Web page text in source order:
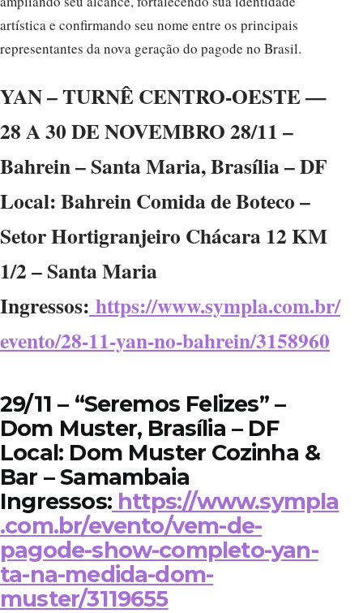
artística e confirmando seu nome entre os principais
representantes da nova geração do pagode no Brasil.
YAN – TURNÊ CENTRO-OESTE —
28 A 30 DE NOVEMBRO 28/11 –
Bahrein – Santa Maria, Brasília – DF
Local: Bahrein Comida de Boteco –
Setor Hortigranjeiro Chácara 12 KM
1/2 – Santa Maria
Ingressos: https://www.sympla.com.br/
evento/28-11-yan-no-bahrein/3158960
29/11 – “Seremos Felizes” –
Dom Muster, Brasília – DF
Local: Dom Muster Cozinha &
Bar – Samambaia
Ingressos:https://www.sympla
.com.br/evento/vem-de-
pagode-show-completo-yan-
ta-na-medida-dom-
muster/3119655